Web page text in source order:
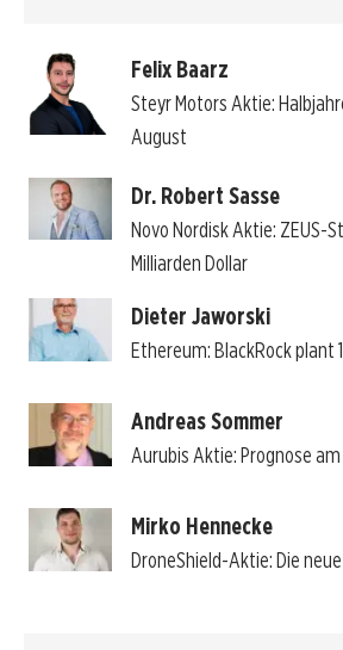
Felix Baarz
Steyr Motors Aktie:
August
Dr. Robert Sasse
Novo Nordisk Aktie: ZEUS-
Milliarden Dollar
Dieter Jaworski
Ethereum: BlackRock plant
Andreas Sommer
Aurubis Aktie: Prognose
Mirko Hennecke
DroneShield-Aktie: Die